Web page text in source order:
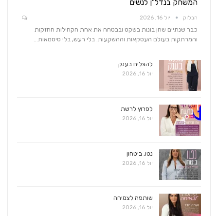
המשחק בנדל"ן לנשים
הבלוק יול 16, 2026
כבר שנתיים שהן בונות בשקט ובבטחה את אחת הקהילות החזקות
והמרתקות בעולם העסקאות וההשקעות. בלי רעש, בלי סיסמאות…
להצליח בענק
יול 16, 2026
לפרוץ לרשת
יול 16, 2026
נטו, ביטחון
יול 16, 2026
שותפה לצמיחה
יול 16, 2026